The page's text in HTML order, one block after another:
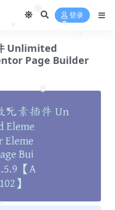
❅ 登录
Unlimited
Page Builder